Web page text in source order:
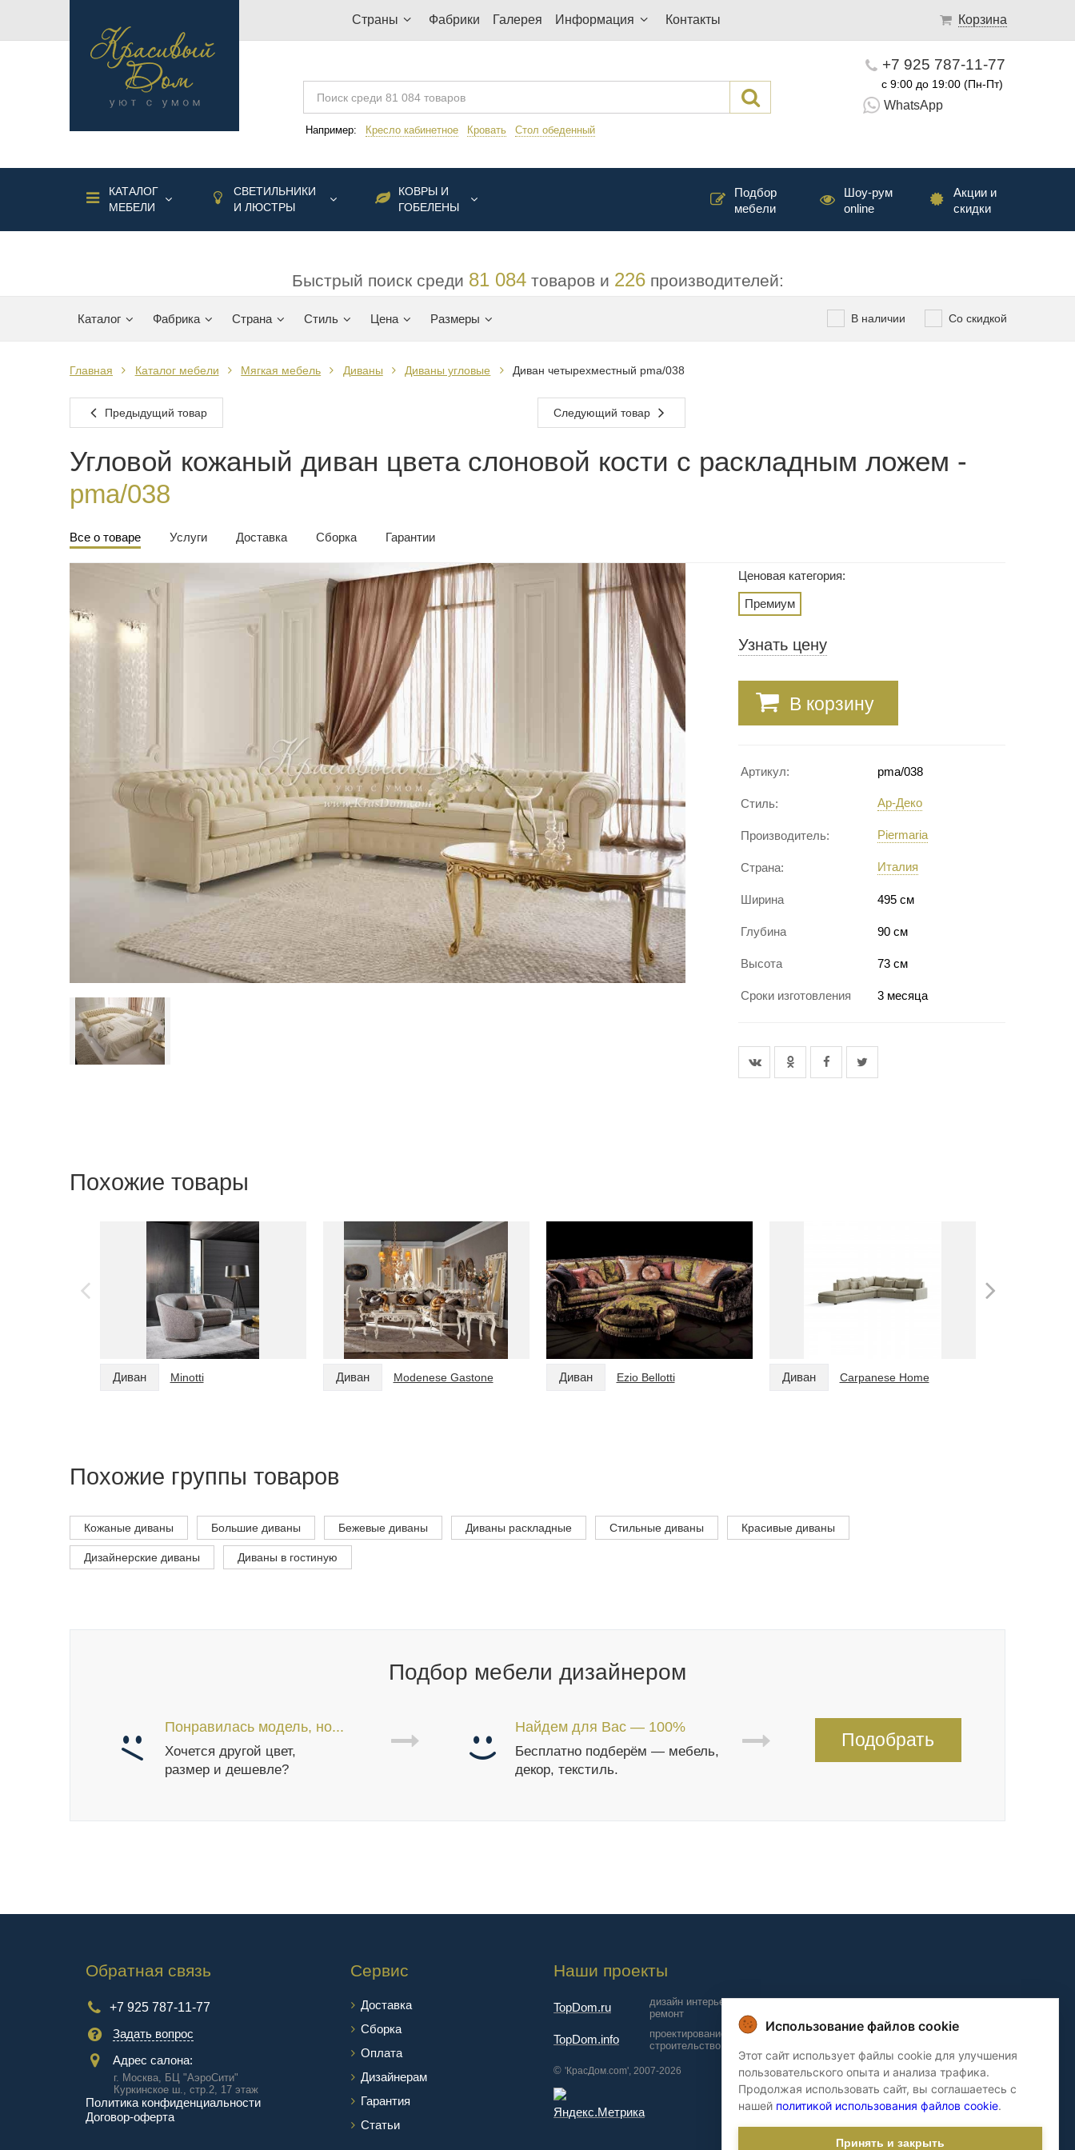
Страны Фабрики Галерея Информация Контакты Корзина
Например: Кресло кабинетное Кровать Стол обеденный
+7 925 787-11-77
с 9:00 до 19:00 (Пн-Пт)
WhatsApp
КАТАЛОГ
МЕБЕЛИ
СВЕТИЛЬНИКИ
И ЛЮСТРЫ
КОВРЫ И
ГОБЕЛЕНЫ
Акции и
скидки
Шоу-рум
online
Подбор
мебели
Быстрый поиск среди 81 084товаров и 226производителей:
Каталог Фабрика Страна Стиль Цена Размеры Со скидкой
В наличии
Главная Каталог мебели Мягкая мебель Диваны Диваны угловые Диван четырехместный pma/038
Предыдущий товар Следующий товар
Угловой кожаный диван цвета слоновой кости с раскладным ложем -
pma/038
Все о товаре Услуги Доставка Сборка Гарантии
Ценовая категория:
Премиум
Узнать цену
В корзину
Артикул: pma/038
Стиль: Ар-Деко
Производитель: Piermaria
Страна: Италия
Ширина 495 см
Глубина 90 см
Высота 73 см
Сроки изготовления 3 месяца
Похожие товары
Диван Minotti Диван Modenese Gastone Диван Ezio Bellotti Диван Carpanese Home
Похожие группы товаров
Кожаные диваны Большие диваны Бежевые диваны Диваны раскладные Стильные диваны Красивые диваны
Дизайнерские диваны Диваны в гостиную
Подбор мебели дизайнером
Понравилась модель, но...
Хочется другой цвет,
размер и дешевле?
Найдем для Вас — 100%
Бесплатно подберём — мебель,
декор, текстиль.
Подобрать
Обратная связь
+7 925 787-11-77
Задать вопрос
Адрес салона:
г. Москва, БЦ "АэроCити"
Куркинское ш., стр.2, 17 этаж
Политика конфиденциальности
Договор-оферта
Сервис
Доставка
Сборка
Оплата
Дизайнерам
Гарантия
Cтатьи
Наши проекты
TopDom.ru
дизайн интерьера и
ремонт
TopDom.info
проектирование и
строительство домов
© 'КрасДом.com', 2007-2026
Использование файлов cookie
Этот сайт использует файлы cookie для улучшения
пользовательского опыта и анализа трафика.
Продолжая использовать сайт, вы соглашаетесь с
нашей политикой использования файлов cookie.
Принять и закрыть